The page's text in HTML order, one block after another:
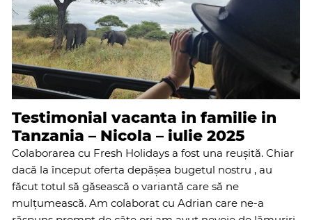
Testimonial vacanta in familie in
Tanzania – Nicola – iulie 2025
Colaborarea cu Fresh Holidays a fost una reușită. Chiar
dacă la început oferta depășea bugetul nostru , au
făcut totul să găsească o variantă care să ne
mulțumească. Am colaborat cu Adrian care ne-a